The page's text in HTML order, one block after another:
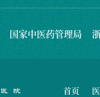
国家中医药管理局
首页